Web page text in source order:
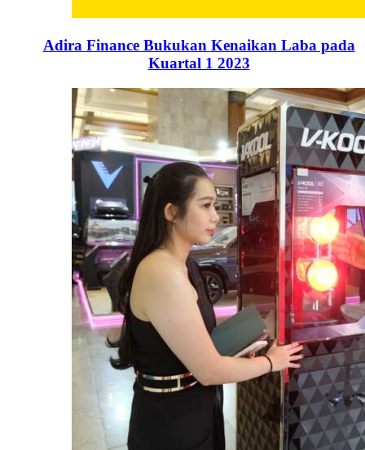
Adira Finance Bukukan Kenaikan Laba pada
Kuartal 1 2023